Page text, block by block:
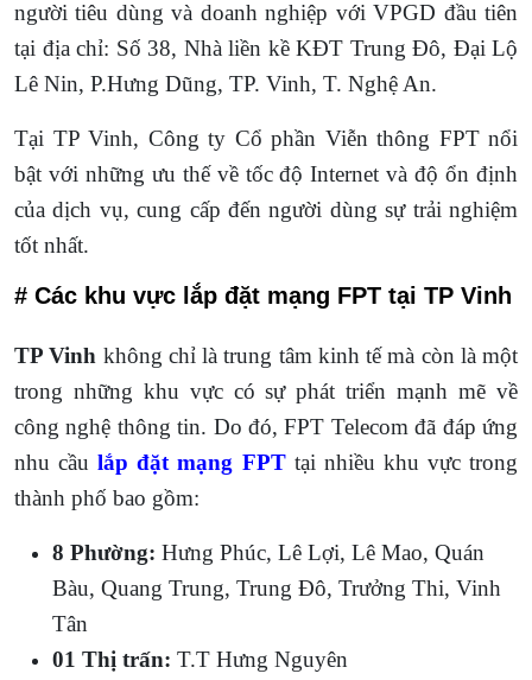
người tiêu dùng và doanh nghiệp với VPGD đầu tiên
tại địa chỉ: Số 38, Nhà liền kề KĐT Trung Đô, Đại Lộ
Lê Nin, P.Hưng Dũng, TP. Vinh, T. Nghệ An.
Tại TP Vinh, Công ty Cổ phần Viễn thông FPT nổi
bật với những ưu thế về tốc độ Internet và độ ổn định
của dịch vụ, cung cấp đến người dùng sự trải nghiệm
tốt nhất.
# Các khu vực lắp đặt mạng FPT tại TP Vinh
TP Vinh không chỉ là trung tâm kinh tế mà còn là một
trong những khu vực có sự phát triển mạnh mẽ về
công nghệ thông tin. Do đó, FPT Telecom đã đáp ứng
nhu cầulắp đặt mạng FPTtại nhiều khu vực trong
thành phố bao gồm:
8 Phường: Hưng Phúc, Lê Lợi, Lê Mao, Quán
Bàu, Quang Trung, Trung Đô, Trưởng Thi, Vinh
Tân
01 Thị trấn: T.T Hưng Nguyên